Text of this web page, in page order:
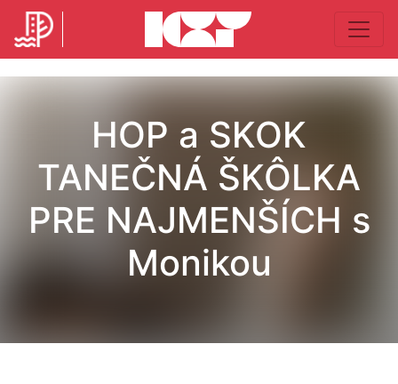
HOP a SKOK
TANEČNÁ ŠKÔLKA
PRE NAJMENŠÍCH s
Monikou